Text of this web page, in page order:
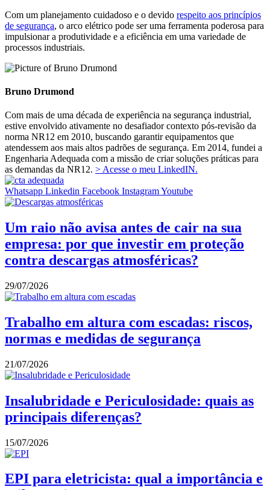
Com um planejamento cuidadoso e o devido respeito aos princípios
de segurança, o arco elétrico pode ser uma ferramenta poderosa para
impulsionar a produtividade e a eficiência em uma variedade de
processos industriais.
Bruno Drumond
Com mais de uma década de experiência na segurança industrial,
estive envolvido ativamente no desafiador contexto pós-revisão da
norma NR12 em 2010, buscando garantir equipamentos que
atendessem aos mais altos padrões de segurança. Em 2014, fundei a
Engenharia Adequada com a missão de criar soluções práticas para
as demandas da NR12. > Acesse o meu LinkedIN.
Whatsapp Linkedin Facebook InstagramYoutube
Um raio não avisa antes de cair na sua
empresa: por que investir em proteção
contra descargas atmosféricas?
29/07/2026
Trabalho em altura com escadas: riscos,
normas e medidas de segurança
21/07/2026
Insalubridade e Periculosidade: quais as
principais diferenças?
15/07/2026
EPI para eletricista: qual a importância e